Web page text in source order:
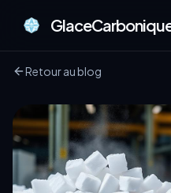
Retour au blog